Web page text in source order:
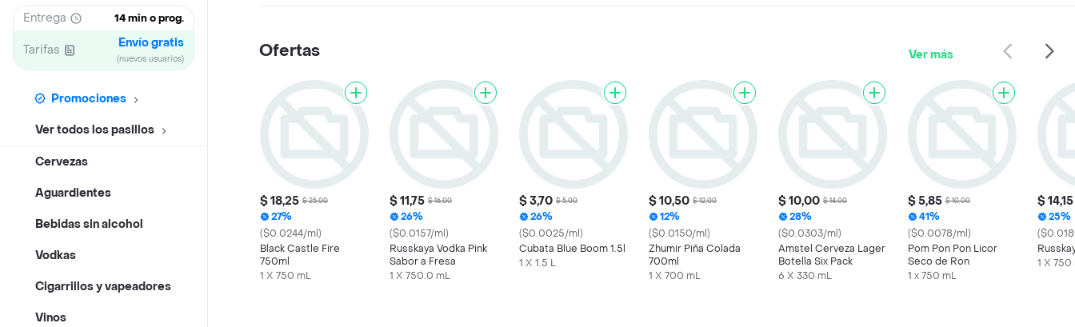
Entrega 14 min o prog.
Tarifas Envío gratis
(nuevos usuarios)
Promociones
Ver todos los pasillos
Cervezas
Aguardientes
Bebidas sin alcohol
Vodkas
Cigarrillos y vapeadores
Vinos
Ofertas Ver más
$ 18,25 $ 25,00
27%
($0.0244/ml)
Black Castle Fire
750ml
1 X 750 mL
$ 11,75 $ 16,00
26%
($0.0157/ml)
Russkaya Vodka Pink
Sabor a Fresa
1 X 750.0 mL
$ 3,70 $ 5,00
26%
($0.0025/ml)
Cubata Blue Boom 1.5l
1 X 1.5 L
$ 10,50 $ 12,00
12%
($0.0150/ml)
Zhumir Piña Colada
700ml
1 X 700 mL
$ 10,00 $ 14,00
28%
($0.0303/ml)
Amstel Cerveza Lager
Botella Six Pack
6 X 330 mL
$ 5,85 $ 10,00
41%
($0.0078/ml)
Pom Pon Pon Licor
Seco de Ron
1 x 750 mL
$ 14,15
25%
1 X 750